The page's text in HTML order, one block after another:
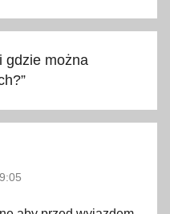
gdzie można
”